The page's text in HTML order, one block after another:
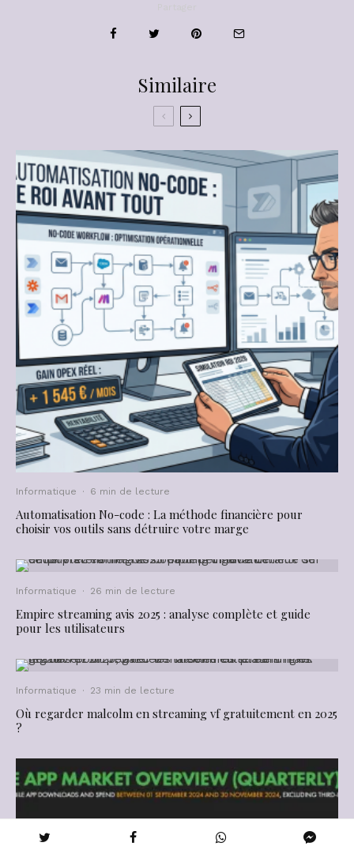
Similaire
Informatique · 6 min de lecture
Automatisation No-code : La méthode financière pour
choisir vos outils sans détruire votre marge
Informatique · 26 min de lecture
Empire streaming avis 2025 : analyse complète et guide
pour les utilisateurs
Informatique · 23 min de lecture
Où regarder malcolm en streaming vf gratuitement en 2025
?